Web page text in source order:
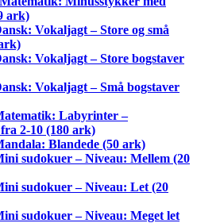
ark)
Vokaljagt – Store og små
Vokaljagt – Store bogstaver
Vokaljagt – Små bogstaver
Labyrinter –
2-10 (180 ark)
Blandede (50 ark)
sudokuer – Niveau: Mellem (20
sudokuer – Niveau: Let (20
sudokuer – Niveau: Meget let